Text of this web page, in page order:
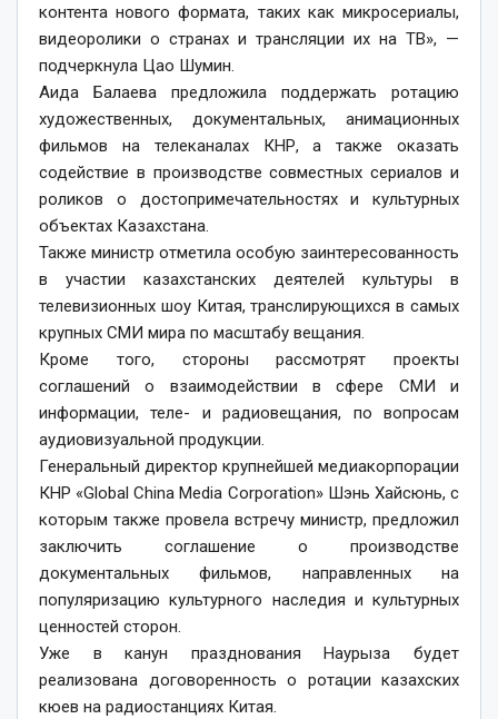
контента нового формата, таких как микросериалы,
видеоролики о странах и трансляции их на ТВ», —
подчеркнула Цао Шумин.
Аида Балаева предложила поддержать ротацию
художественных, документальных, анимационных
фильмов на телеканалах КНР, а также оказать
содействие в производстве совместных сериалов и
роликов о достопримечательностях и культурных
объектах Казахстана.
Также министр отметила особую заинтересованность
в участии казахстанских деятелей культуры в
телевизионных шоу Китая, транслирующихся в самых
крупных СМИ мира по масштабу вещания.
Кроме того, стороны рассмотрят проекты
соглашений о взаимодействии в сфере СМИ и
информации, теле- и радиовещания, по вопросам
аудиовизуальной продукции.
Генеральный директор крупнейшей медиакорпорации
КНР «Global China Media Corporation» Шэнь Хайсюнь, с
которым также провела встречу министр, предложил
заключить соглашение о производстве
документальных фильмов, направленных на
популяризацию культурного наследия и культурных
ценностей сторон.
Уже в канун празднования Наурыза будет
реализована договоренность о ротации казахских
кюев на радиостанциях Китая.